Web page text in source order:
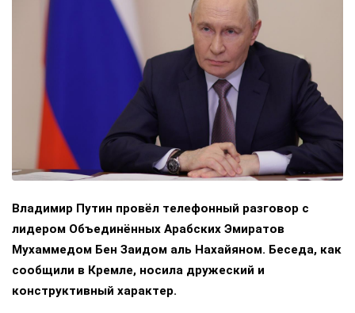
Владимир Путин провёл телефонный разговор с
лидером Объединённых Арабских Эмиратов
Мухаммедом Бен Заидом аль Нахайяном. Беседа, как
сообщили в Кремле, носила дружеский и
конструктивный характер.